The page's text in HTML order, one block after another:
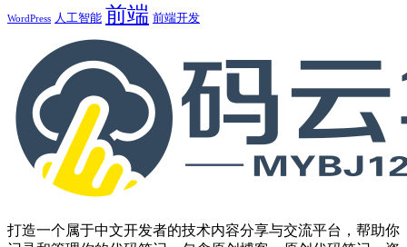
WordPress 人工智能 前端 前端开发
打造一个属于中文开发者的技术内容分享与交流平台，帮助你